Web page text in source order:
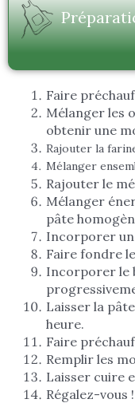
Faire
Mélanger les
obtenir une
Rajouter la
Mélanger
Rajouter le
Mélanger
pâte
Incorporer
Faire fondre
Incorporer le
Laisser la
heure.
Faire
Remplir les
Laisser cuire
Régalez-vous !